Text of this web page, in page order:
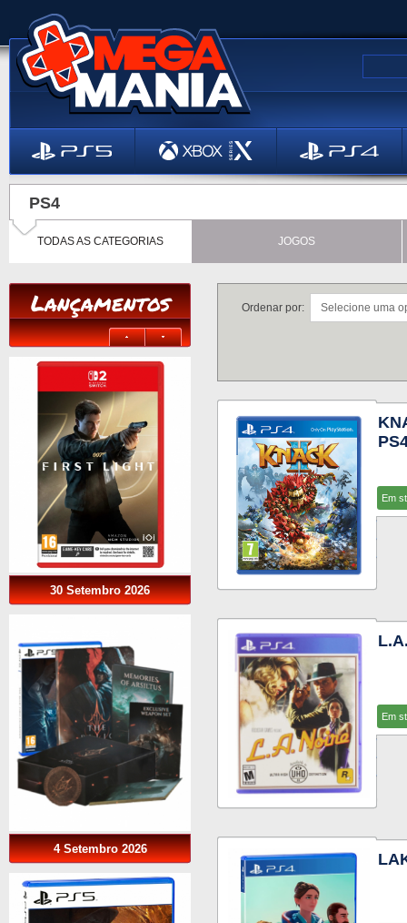
PS4
TODAS AS CATEGORIAS JOGOS
Lançamentos
30 Setembro 2026
4 Setembro 2026
Ordenar por:
Em
Em